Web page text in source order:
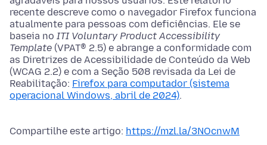
recente descreve como o navegador Firefox funciona
atualmente para pessoas com deficiências. Ele se
baseia no ITI Voluntary Product Accessibility
Template (VPAT® 2.5) e abrange a conformidade com
as Diretrizes de Acessibilidade de Conteúdo da Web
(WCAG 2.2) e com a Seção 508 revisada da Lei de
Reabilitação: Firefox para computador (sistema
operacional Windows, abril de 2024).
Compartilhe este artigo: https://mzl.la/3NOcnwM